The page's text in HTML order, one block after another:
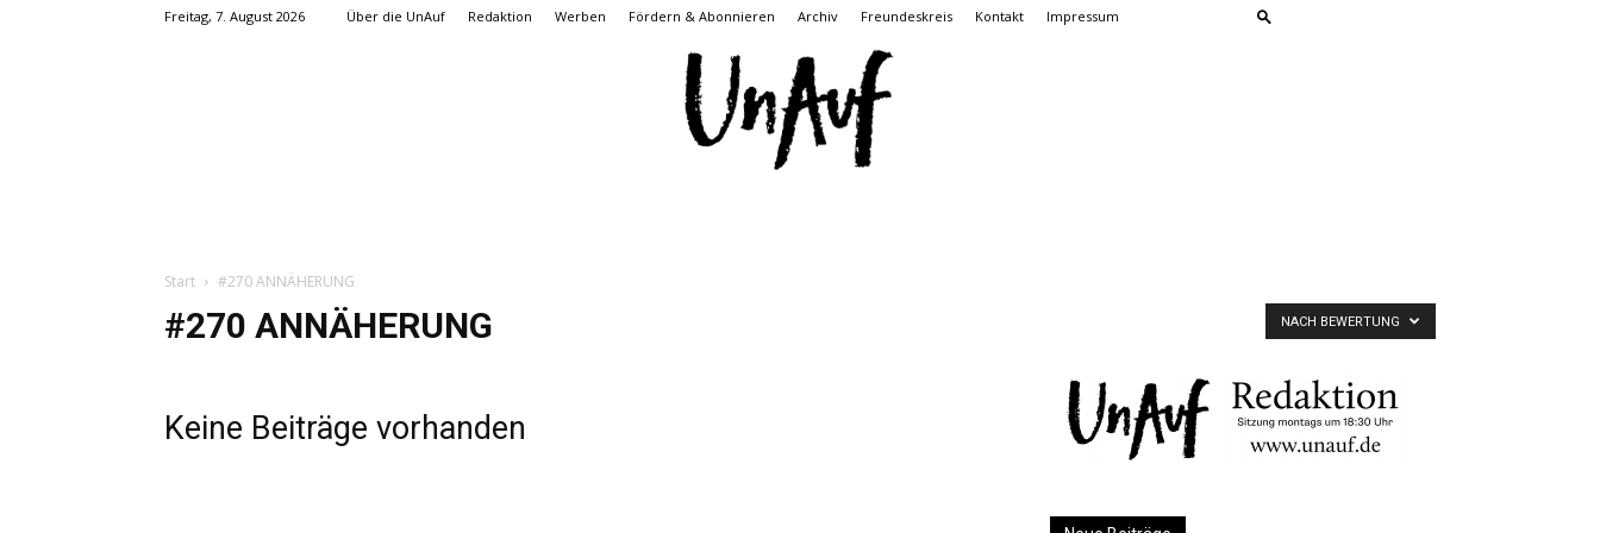
Freitag, 7. August 2026 Über die UnAuf Redaktion Werben Fördern & Abonnieren Archiv Freundeskreis Kontakt Impressum
Start #270 ANNÄHERUNG
#270 ANNÄHERUNG NACH BEWERTUNG
Keine Beiträge vorhanden